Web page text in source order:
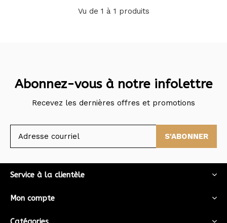
Vu de 1 à 1 produits
Abonnez-vous à notre infolettre
Recevez les dernières offres et promotions
S'ABONNER
Service à la clientèle
Mon compte